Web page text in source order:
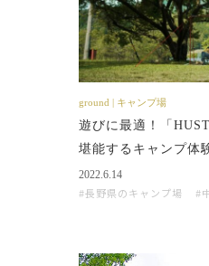
ground | キャンプ場
遊びに最適！「
堪能するキャンプ体
2022.6.14
長野県のキャンプ場